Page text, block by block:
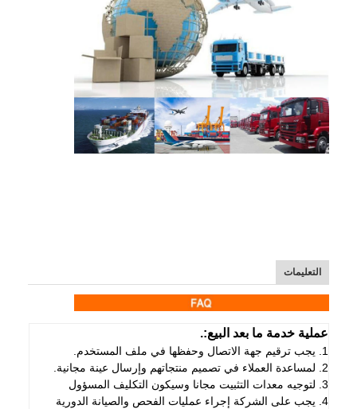
التعليمات
عملية خدمة ما بعد البيع:.
1. يجب ترقيم جهة الاتصال وحفظها في ملف المستخدم.
2. لمساعدة العملاء في تصميم منتجاتهم وإرسال عينة مجانية.
3. لتوجيه معدات التثبيت مجانا وسيكون التكليف المسؤول
4. يجب على الشركة إجراء عمليات الفحص والصيانة الدورية